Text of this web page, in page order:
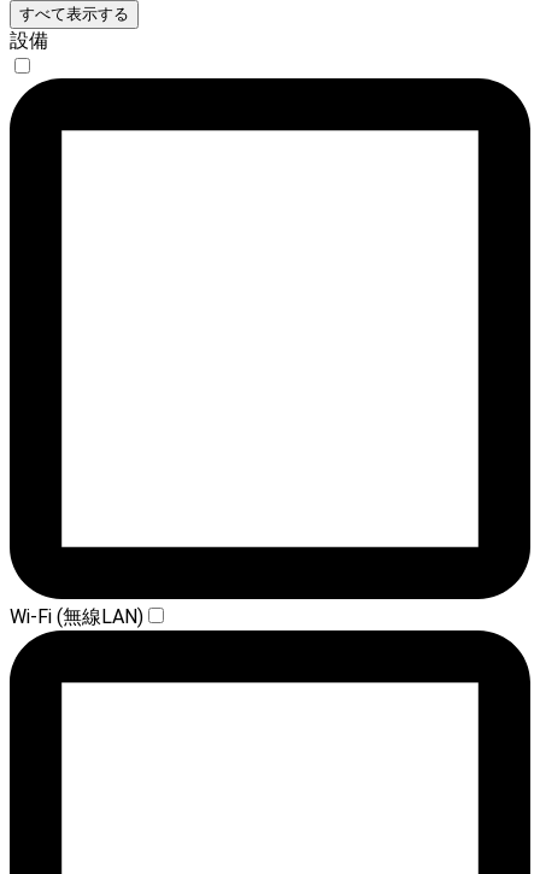
すべて表示する
設備
Wi-Fi (無線LAN)